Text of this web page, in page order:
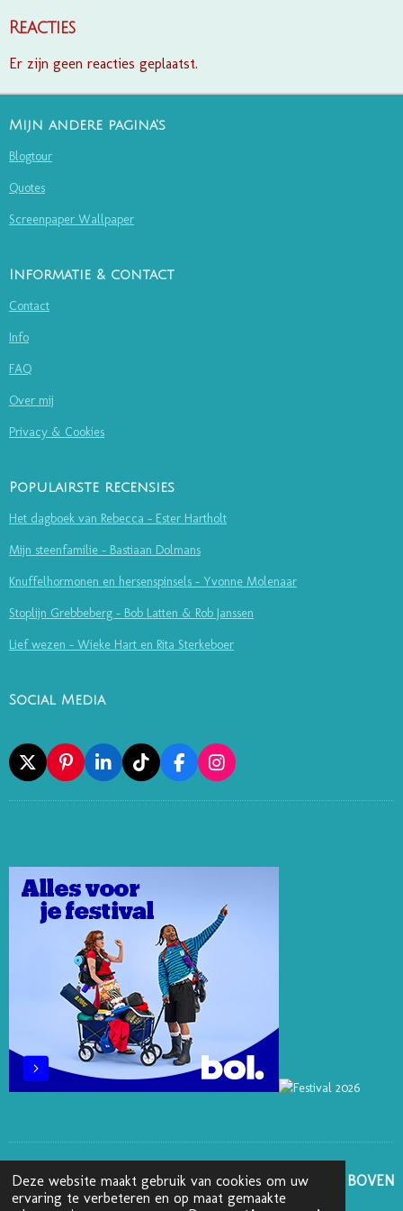
Deze website maakt gebruik van cookies om uw
ervaring te verbeteren en op maat gemaakte
Reacties
Er zijn geen reacties geplaatst.
Mijn andere pagina's
Blogtour
Quotes
Screenpaper Wallpaper
Informatie & contact
Contact
Info
FAQ
Over mij
Privacy & Cookies
Populairste recensies
Het dagboek van Rebecca - Ester Hartholt
Mijn steenfamilie - Bastiaan Dolmans
Knuffelhormonen en hersenspinsels - Yvonne Molenaar
Stoplijn Grebbeberg - Bob Latten & Rob Janssen
Lief wezen - Wieke Hart en Rita Sterkeboer
Social Media
X
P
I
N
E
S
T
L
I
N
I
N
T
I
K
F
A
C
O
I
N
S
R
M
GA NAAR BOVEN